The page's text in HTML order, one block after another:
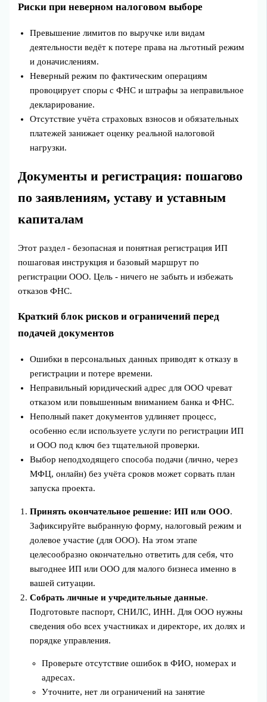
Риски при неверном налоговом выборе
Превышение лимитов по выручке или видам
деятельности ведёт к потере права на льготный режим
и доначислениям.
Неверный режим по фактическим операциям
провоцирует споры с ФНС и штрафы за неправильное
декларирование.
Отсутствие учёта страховых взносов и обязательных
платежей занижает оценку реальной налоговой
нагрузки.
Документы и регистрация: пошагово
по заявлениям, уставу и уставным
капиталам
Этот раздел - безопасная и понятная регистрация ИП
пошаговая инструкция и базовый маршрут по
регистрации ООО. Цель - ничего не забыть и избежать
отказов ФНС.
Краткий блок рисков и ограничений перед
подачей документов
Ошибки в персональных данных приводят к отказу в
регистрации и потере времени.
Неправильный юридический адрес для ООО чреват
отказом или повышенным вниманием банка и ФНС.
Неполный пакет документов удлиняет процесс,
особенно если используете услуги по регистрации ИП
и ООО под ключ без тщательной проверки.
Выбор неподходящего способа подачи (лично, через
МФЦ, онлайн) без учёта сроков может сорвать план
запуска проекта.
Принять окончательное решение: ИП или ООО.
Зафиксируйте выбранную форму, налоговый режим и
долевое участие (для ООО). На этом этапе
целесообразно окончательно ответить для себя, что
выгоднее ИП или ООО для малого бизнеса именно в
вашей ситуации.
Собрать личные и учредительные данные.
Подготовьте паспорт, СНИЛС, ИНН. Для ООО нужны
сведения обо всех участниках и директоре, их долях и
порядке управления.
Проверьте отсутствие ошибок в ФИО, номерах и
адресах.
Уточните, нет ли ограничений на занятие